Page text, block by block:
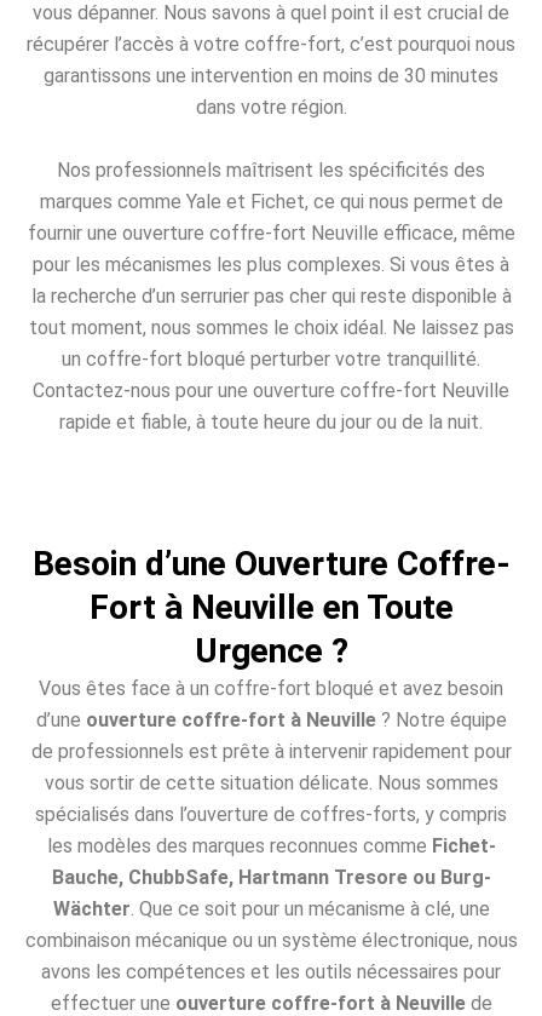
vous dépanner. Nous savons à quel point il est crucial de
récupérer l’accès à votre coffre-fort, c’est pourquoi nous
garantissons une intervention en moins de 30 minutes
dans votre région.
Nos professionnels maîtrisent les spécificités des
marques comme Yale et Fichet, ce qui nous permet de
fournir une ouverture coffre-fort Neuville efficace, même
pour les mécanismes les plus complexes. Si vous êtes à
la recherche d’un serrurier pas cher qui reste disponible à
tout moment, nous sommes le choix idéal. Ne laissez pas
un coffre-fort bloqué perturber votre tranquillité.
Contactez-nous pour une ouverture coffre-fort Neuville
rapide et fiable, à toute heure du jour ou de la nuit.
Besoin d’une Ouverture Coffre-
Fort à Neuville en Toute
Urgence ?
Vous êtes face à un coffre-fort bloqué et avez besoin
d’une ouverture coffre-fort à Neuville? Notre équipe
de professionnels est prête à intervenir rapidement pour
vous sortir de cette situation délicate. Nous sommes
spécialisés dans l’ouverture de coffres-forts, y compris
les modèles des marques reconnues comme Fichet-
Bauche, ChubbSafe, Hartmann Tresore ou Burg-
Wächter . Que ce soit pour un mécanisme à clé, une
combinaison mécanique ou un système électronique, nous
avons les compétences et les outils nécessaires pour
effectuer une ouverture coffre-fort à Neuvillede